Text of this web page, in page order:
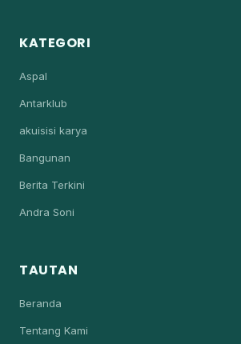
KATEGORI
Aspal
Antarklub
akuisisi karya
Bangunan
Berita Terkini
Andra Soni
TAUTAN
Beranda
Tentang Kami